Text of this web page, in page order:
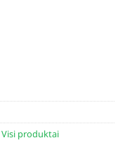
Visi produktai